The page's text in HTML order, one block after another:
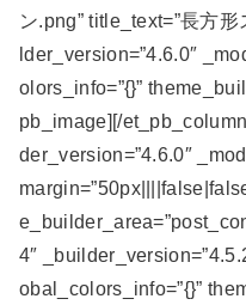
ン.png” title_text=”長方
lder_version=”4.6.0″
olors_info=”{}”
pb_image][/
der_version=”4.6.0″
4″
obal_colors_info=”{}”